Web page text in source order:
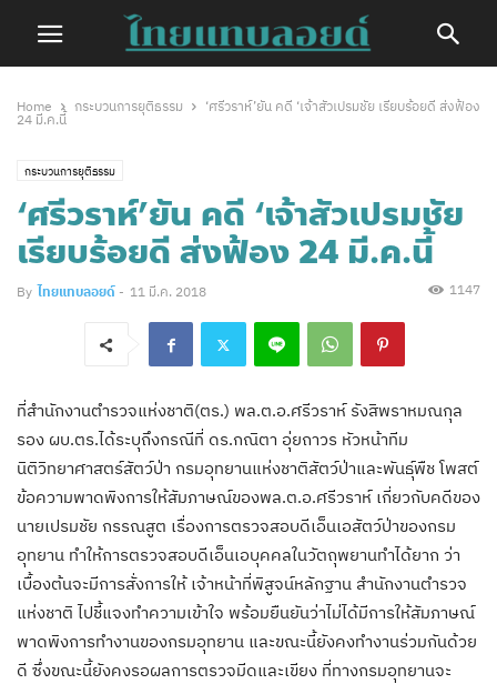
Home กระบวนการยุติธรรม
‘ศรีวราห์’ยัน คดี ‘เจ้าสัวเปรมชัย เรียบร้อยดี ส่งฟ้อง
24 มี.ค.นี้
กระบวนการยุติธรรม
‘ศรีวราห์’ยัน คดี ‘เจ้าสัวเปรมชัย
เรียบร้อยดี ส่งฟ้อง 24 มี.ค.นี้
By ไทยแทบลอยด์ - 11 มี.ค. 2018 1147
ที่สำนักงานตำรวจแห่งชาติ(ตร.) พล.ต.อ.ศรีวราห์ รังสิพราหมณกุล
รอง ผบ.ตร.ได้ระบุถึงกรณีที่ ดร.กณิตา อุ่ยถาวร หัวหน้าทีม
นิติวิทยาศาสตร์สัตว์ป่า กรมอุทยานแห่งชาติสัตว์ป่าและพันธุ์พืช โพสต์
ข้อความพาดพิงการให้สัมภาษณ์ของพล.ต.อ.ศรีวราห์ เกี่ยวกับคดีของ
นายเปรมชัย กรรณสูต เรื่องการตรวจสอบดีเอ็นเอสัตว์ป่าของกรม
อุทยาน ทำให้การตรวจสอบดีเอ็นเอบุคคลในวัตถุพยานทำได้ยาก ว่า
เบื้องต้นจะมีการสั่งการให้ เจ้าหน้าที่พิสูจน์หลักฐาน สำนักงานตำรวจ
แห่งชาติ ไปชี้แจงทำความเข้าใจ พร้อมยืนยันว่าไม่ได้มีการให้สัมภาษณ์
พาดพิงการทำงานของกรมอุทยาน และขณะนี้ยังคงทำงานร่วมกันด้วย
ดี ซึ่งขณะนี้ยังคงรอผลการตรวจมีดและเขียง ที่ทางกรมอุทยานจะ